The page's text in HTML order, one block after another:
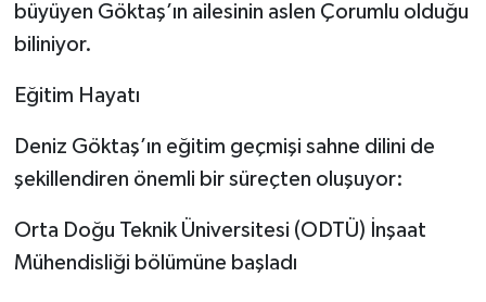
büyüyen Göktaş’ın ailesinin aslen Çorumlu olduğu
biliniyor.
Eğitim Hayatı
Deniz Göktaş’ın eğitim geçmişi sahne dilini de
şekillendiren önemli bir süreçten oluşuyor:
Orta Doğu Teknik Üniversitesi (ODTÜ) İnşaat
Mühendisliği bölümüne başladı